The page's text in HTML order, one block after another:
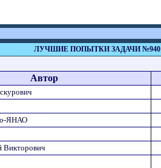
ЛУЧШИЕ ПОПЫТКИ ЗАДАЧИ №940
Автор
ЯНАО
Викторович